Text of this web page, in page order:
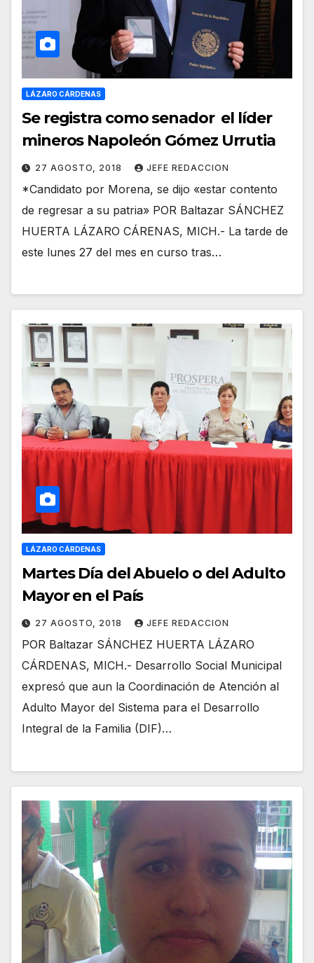
LÁZARO CÁRDENAS
Se registra como senador el líder
mineros Napoleón Gómez Urrutia
27 AGOSTO, 2018 JEFE REDACCION
*Candidato por Morena, se dijo «estar contento
de regresar a su patria» POR Baltazar SÁNCHEZ
HUERTA LÁZARO CÁRENAS, MICH.- La tarde de
este lunes 27 del mes en curso tras…
LÁZARO CÁRDENAS
Martes Día del Abuelo o del Adulto
Mayor en el País
27 AGOSTO, 2018 JEFE REDACCION
POR Baltazar SÁNCHEZ HUERTA LÁZARO
CÁRDENAS, MICH.- Desarrollo Social Municipal
expresó que aun la Coordinación de Atención al
Adulto Mayor del Sistema para el Desarrollo
Integral de la Familia (DIF)…